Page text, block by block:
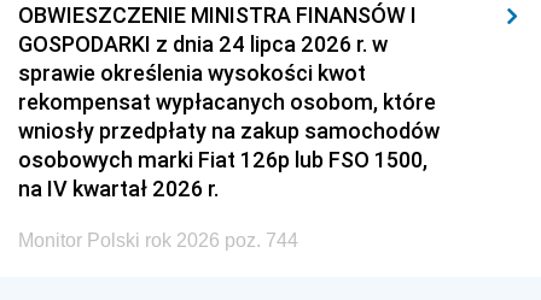
OBWIESZCZENIE MINISTRA FINANSÓW I
GOSPODARKI z dnia 24 lipca 2026 r. w
sprawie określenia wysokości kwot
rekompensat wypłacanych osobom, które
wniosły przedpłaty na zakup samochodów
osobowych marki Fiat 126p lub FSO 1500,
na IV kwartał 2026 r.
Monitor Polski rok 2026 poz. 744